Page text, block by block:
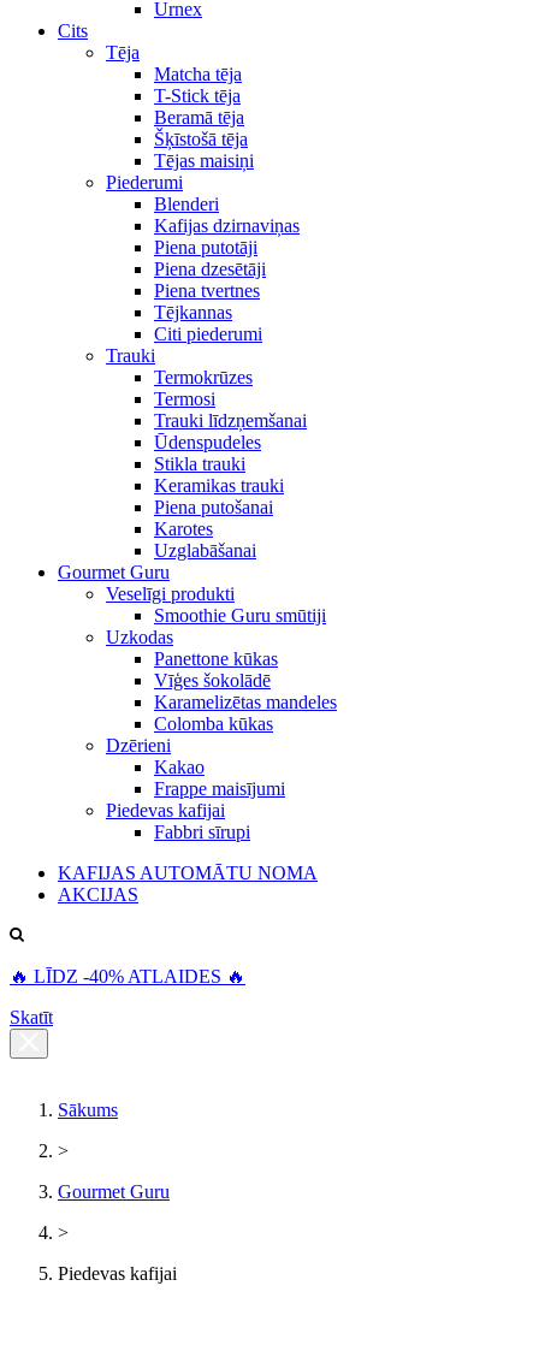
Urnex
Cits
Tēja
Matcha tēja
T-Stick tēja
Beramā tēja
Šķīstošā tēja
Tējas maisiņi
Piederumi
Blenderi
Kafijas dzirnaviņas
Piena putotāji
Piena dzesētāji
Piena tvertnes
Tējkannas
Citi piederumi
Trauki
Termokrūzes
Termosi
Trauki līdzņemšanai
Ūdenspudeles
Stikla trauki
Keramikas trauki
Piena putošanai
Karotes
Uzglabāšanai
Gourmet Guru
Veselīgi produkti
Smoothie Guru smūtiji
Uzkodas
Panettone kūkas
Vīģes šokolādē
Karamelizētas mandeles
Colomba kūkas
Dzērieni
Kakao
Frappe maisījumi
Piedevas kafijai
Fabbri sīrupi
KAFIJAS AUTOMĀTU NOMA
AKCIJAS
🔥 LĪDZ -40% ATLAIDES 🔥
Skatīt
Sākums
>
Gourmet Guru
>
Piedevas kafijai